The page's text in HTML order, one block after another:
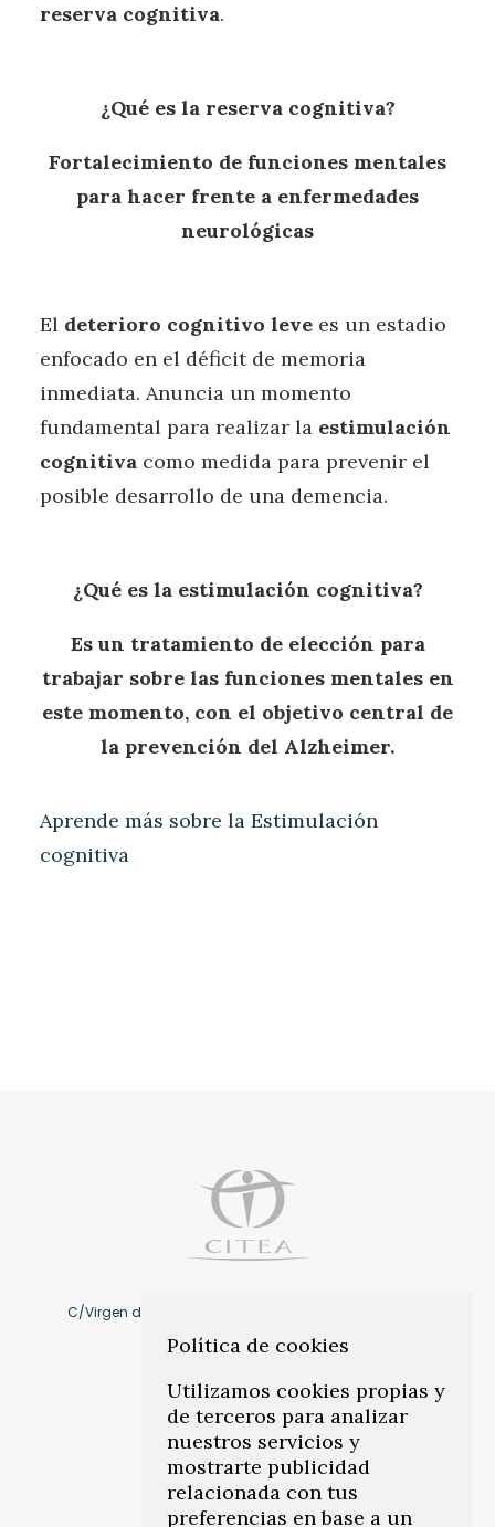
reserva cognitiva.
¿Qué es la reserva cognitiva?
Fortalecimiento de funciones mentales
para hacer frente a enfermedades
neurológicas
El deterioro cognitivo leve es un estadio
enfocado en el déficit de memoria
inmediata. Anuncia un momento
fundamental para realizar la estimulación
cognitiva como medida para prevenir el
posible desarrollo de una demencia.
¿Qué es la estimulación cognitiva?
Es un tratamiento de elección para
trabajar sobre las funciones mentales en
este momento, con el objetivo central de
la prevención del Alzheimer.
Aprende más sobre la Estimulación
cognitiva
C/Virgen de Montserrat, 10 41011, Los Remedios. Sevilla
Cómo llegar
info@citeasevilla.es
Teléfonos: 954 45 78 86
671 817 031
Política de cookies
Utilizamos cookies propias y
de terceros para analizar
nuestros servicios y
mostrarte publicidad
relacionada con tus
preferencias en base a un